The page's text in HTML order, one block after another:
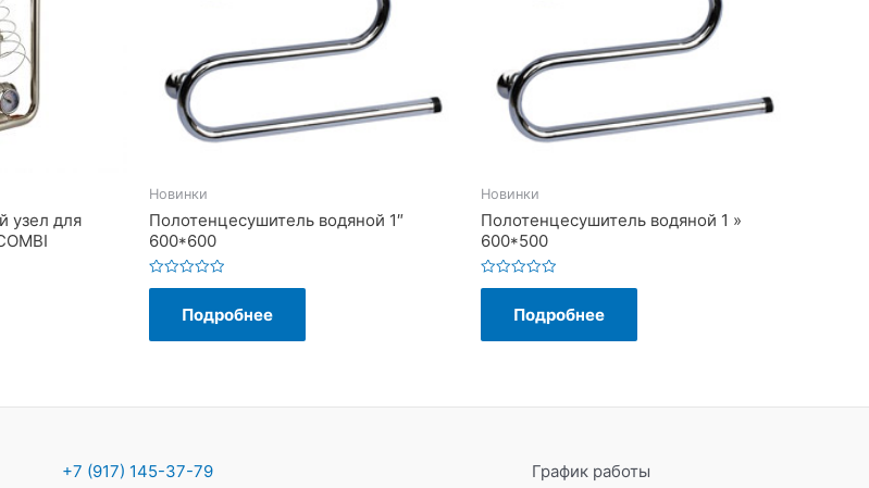
узел для
Новинки
Полотенцесушитель водяной 1″
600*600
Оценка
Подробнее
Новинки
Полотенцесушитель водяной 1 »
600*500
Оценка
Подробнее
+7 (917) 145-37-79 График работы